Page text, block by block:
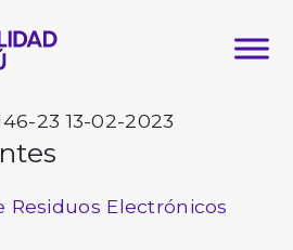
23 13-02-2023
Residuos Electrónicos